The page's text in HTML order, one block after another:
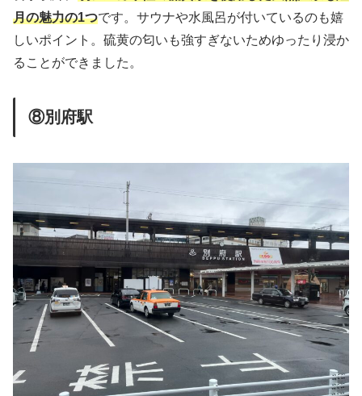
月の魅力の1つです。サウナや水風呂が付いているのも嬉
しいポイント。硫黄の匂いも強すぎないためゆったり浸か
ることができました。
⑧別府駅